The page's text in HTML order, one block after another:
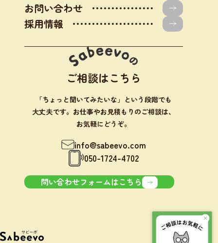
お問い合わせ
採用情報
ご相談はこちら
「ちょっと聞いてみたいな」という段階でも
大丈夫です。お仕事やお見積もりのご相談は、
お気軽にどうぞ。
info@sabeevo.com
050-1724-4702
問い合わせフォームはこちら